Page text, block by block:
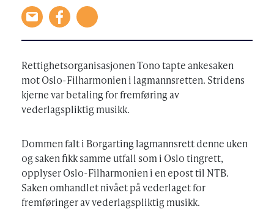
Rettighetsorganisasjonen Tono tapte ankesaken
mot Oslo-Filharmonien i lagmannsretten. Stridens
kjerne var betaling for fremføring av
vederlagspliktig musikk.
Dommen falt i Borgarting lagmannsrett denne uken
og saken fikk samme utfall som i Oslo tingrett,
opplyser Oslo-Filharmonien i en epost til NTB.
Saken omhandlet nivået på vederlaget for
fremføringer av vederlagspliktig musikk.